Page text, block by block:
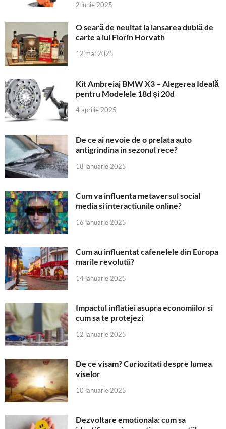
2 iunie 2025
O seară de neuitat la lansarea dublă de
carte a lui Florin Horvath
12 mai 2025
Kit Ambreiaj BMW X3 – Alegerea Ideală
pentru Modelele 18d și 20d
4 aprilie 2025
De ce ai nevoie de o prelata auto
antigrindina in sezonul rece?
18 ianuarie 2025
Cum va influenta metaversul social
media si interactiunile online?
16 ianuarie 2025
Cum au influentat cafenelele din Europa
marile revolutii?
14 ianuarie 2025
Impactul inflatiei asupra economiilor si
cum sa te protejezi
12 ianuarie 2025
De ce visam? Curiozitati despre lumea
viselor
10 ianuarie 2025
Dezvoltare emotionala: cum sa